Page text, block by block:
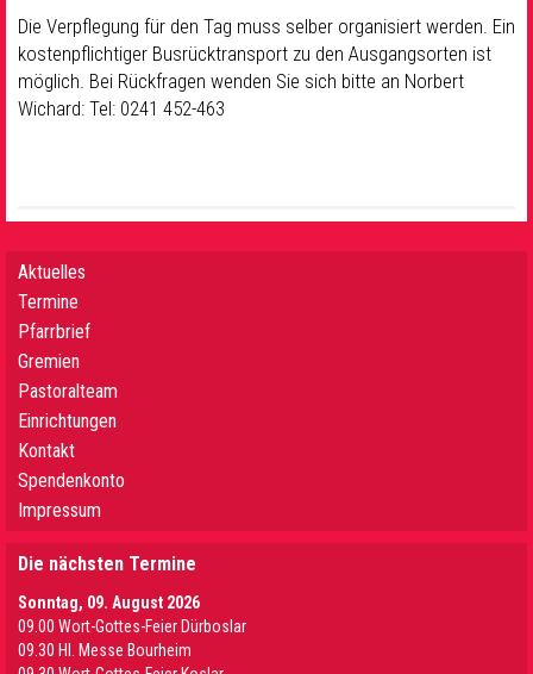
Die Verpflegung für den Tag muss selber organisiert werden. Ein
kostenpflichtiger Busrücktransport zu den Ausgangsorten ist
möglich. Bei Rückfragen wenden Sie sich bitte an Norbert
Wichard: Tel: 0241 452-463
Aktuelles
Termine
Pfarrbrief
Gremien
Pastoralteam
Einrichtungen
Kontakt
Spendenkonto
Impressum
Die nächsten Termine
Sonntag, 09. August 2026
09.00 Wort-Gottes-Feier Dürboslar
09.30 HI. Messe Bourheim